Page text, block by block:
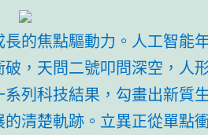
的焦點驅動力。人工智能
，天問二號叩問深空，人
列科技結果，勾畫出新質
清楚軌跡。立異正從單點